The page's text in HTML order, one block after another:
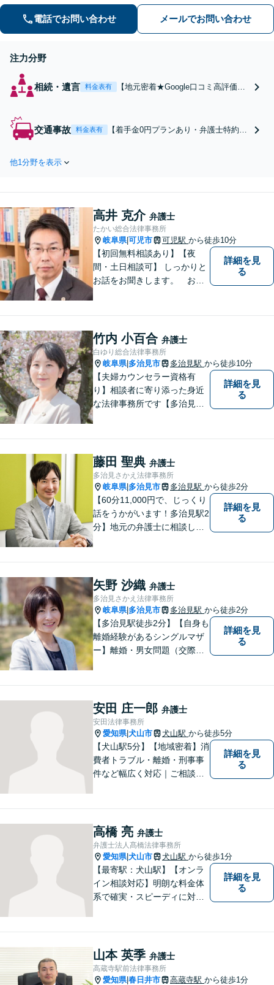
まずはお気軽にご相談ください【休
日・夜間相談可】【駐車場あり】
電話でお問い合わせ メールでお問い合わせ
注力分野
相続・遺言 料金表有
【地元密着★Google口コミ高評価】
さい。弁護士歴10年以上の実績で、
交通事故 料金表有
【着手金0円プランあり・弁護士特約対
はご相談ください【休日・夜間相談
他1分野を表示
高井 克介 弁護士
たかい総合法律事務所
岐阜県|可児市 可児駅 から徒歩10分
【初回無料相談あり】【夜
間・土日相談可】 しっかりと
お話をお聞きします。 お気
詳細を見
る
竹内 小百合 弁護士
白ゆり総合法律事務所
岐阜県| 多治見市 多治見駅 から徒歩10分
【夫婦カウンセラー資格有
り】相談者に寄り添った身近
な法律事務所です【多治見駅
市など東濃地方を中心エリア
として活動している法律事務
所です。
詳細を見
る
藤田 聖典 弁護士
多治見さかえ法律事務所
岐阜県| 多治見市 多治見駅 から徒歩2分
【60分11,000円で、じっくり
話をうかがいます！多治見駅2
分】地元の弁護士に相談した
まで。相談料は、平日営業時
間内は60分11,000円。じっく
り話をうかがいます。
詳細を見
る
矢野 沙織 弁護士
多治見さかえ法律事務所
岐阜県| 多治見市 多治見駅 から徒歩2分
【多治見駅徒歩2分】【自身も
離婚経験があるシングルマザ
ー】離婚・男女問題（交際ト
ご提案いたします。【夫婦カ
ウンセラーの資格あり】
詳細を見
る
安田 庄一郎 弁護士
安田法律事務所
愛知県|犬山市 犬山駅 から徒歩5分
【犬山駅5分】【地域密着】消
費者トラブル・離婚・刑事事
件など幅広く対応｜ご相談者
休日・時間外対応可】
詳細を見
る
高橋 亮 弁護士
弁護士法人髙橋法律事務所
愛知県|犬山市 犬山駅 から徒歩1分
【最寄駅：犬山駅】【オンラ
イン相談対応】明朗な料金体
系で確実・スピーディに対応
に対応します。【初回相談無
料】法律トラブルでお悩みの
方は、お気軽にご相談くださ
詳細を見
る
山本 英季 弁護士
高蔵寺駅前法律事務所
愛知県|春日井市 高蔵寺駅 から徒歩1分